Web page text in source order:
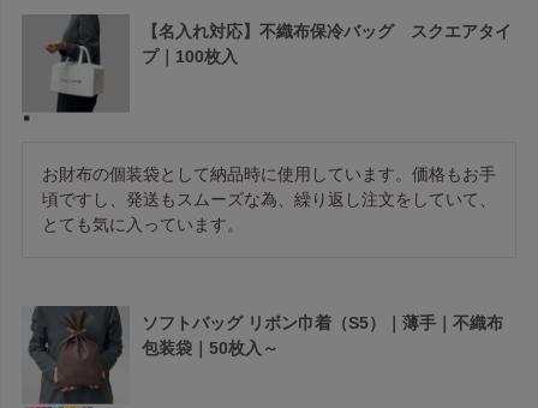
【名入れ対応】不織布保冷バッグ スクエアタイ
プ｜100枚入
お財布の個装袋として納品時に使用しています。価格もお手
頃ですし、発送もスムーズな為、繰り返し注文をしていて、
とても気に入っています。
ソフトバッグ リボン巾着（S5）｜薄手｜不織布
包装袋｜50枚入～